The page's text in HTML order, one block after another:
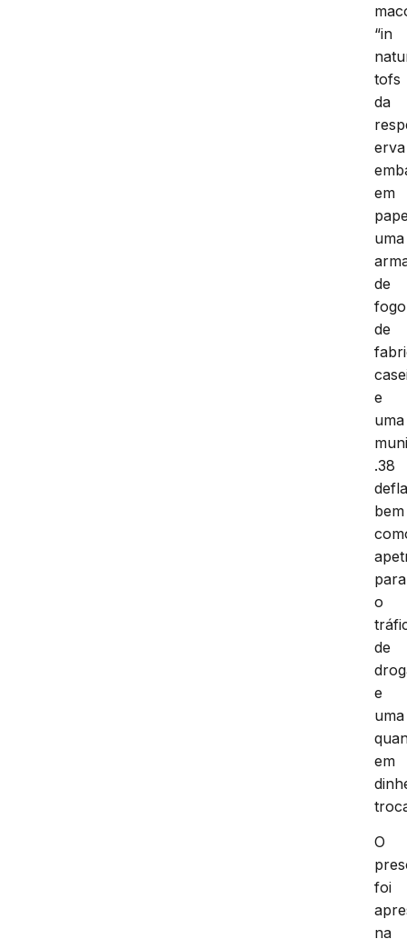
“in
tofs
da
erva
em
uma
de
fogo
de
e
uma
.38
bem
para
o
de
e
uma
em
O
foi
na